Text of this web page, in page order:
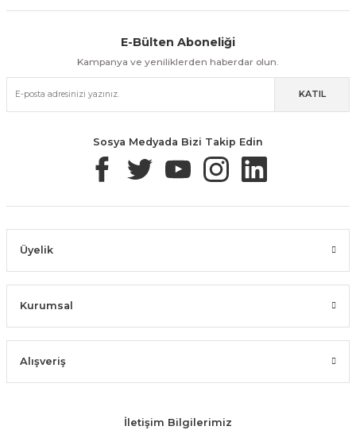
Kolay İade & Değişim Güvenli Alışveriş
Güvenli Paketleme Taksit / Havale İle Alışveriş Kolay İade & Değişim
E-Bülten Aboneliği
Kampanya ve yeniliklerden haberdar olun.
KATIL
Sosya Medyada Bizi Takip Edin
Üyelik
Kurumsal
Alışveriş
İletişim Bilgilerimiz